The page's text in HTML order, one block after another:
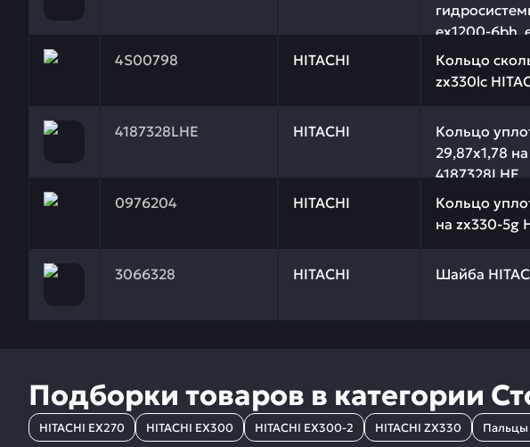
ex1200-6bh,
5g HITACHI
4S00798 HITACHI
Кольцо
zx330lc
Заказывая запчасти у нас, вы получаете гарантию качества и
4187328LHE HITACHI
Кольцо
29,87х1,78
4187328LHE
Заказывая запчасти у нас, вы получаете гарантию качества и
0976204 HITACHI
Кольцо
на zx330-5g
Заказывая запчасти у нас, вы получаете гарантию качества и
3066328 HITACHI Шайба
Заказывая запчасти у нас, вы получаете гарантию качества и
Подборки товаров в категории
HITACHI EX270 HITACHI EX300 HITACHI EX300-2 HITACHI ZX330 Пальцы